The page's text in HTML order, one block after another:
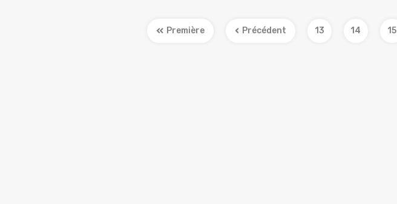
Première Précédent 13 14 15